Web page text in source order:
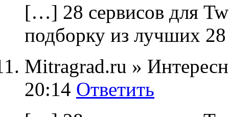
[…] 28 сервисов для
подборку из лучших
Mitragrad.ru »
20:14 Ответить